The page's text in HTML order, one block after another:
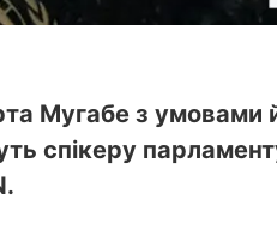
Мугабе з умовами
спікеру